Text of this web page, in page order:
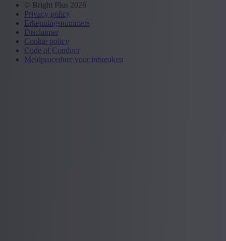
© Bright Plus 2026
Privacy policy
Erkenningsnummers
Disclaimer
Cookie policy
Code of Conduct
Meldprocedure voor inbreuken